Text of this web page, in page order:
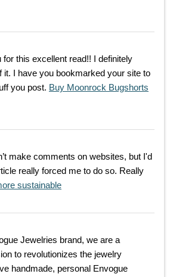
for this excellent read!! I definitely
it. I have you bookmarked your site to
you post. Buy Moonrock Bugshorts
make comments on websites, but I'd
really forced me to do so. Really
sustainable
Jewelries brand, we are a
to revolutionizes the jewelry
handmade, personal Envogue